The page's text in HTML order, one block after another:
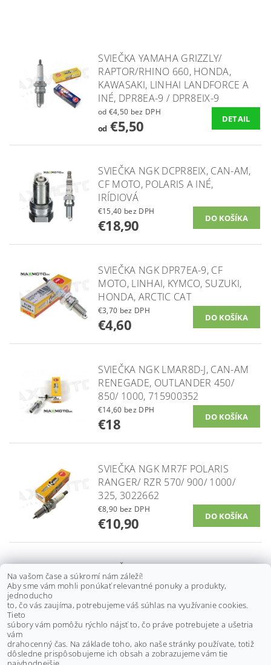
SVIEČKA YAMAHA GRIZZLY/
RAPTOR/RHINO 660, HONDA,
KAWASAKI, LINHAI LANDFORCE A
INÉ, DPR8EA-9 / DPR8EIX-9
od €4,50 bez DPH
od€5,50 DETAIL
SVIEČKA NGK DCPR8EIX, CAN-AM,
CF MOTO, POLARIS A INÉ,
IRÍDIOVÁ
€15,40 bez DPH
€18,90
SVIEČKA NGK DPR7EA-9, CF
MOTO, LINHAI, KYMCO, SUZUKI,
HONDA, ARCTIC CAT
€3,70 bez DPH
€4,60
SVIEČKA NGK LMAR8D-J, CAN-AM
RENEGADE, OUTLANDER 450/
850/ 1000, 715900352
€14,60 bez DPH
€18
SVIEČKA NGK MR7F POLARIS
RANGER/ RZR 570/ 900/ 1000/
325, 3022662
€8,90 bez DPH
€10,90
SVIEČKA NGK LMAR9AI-8D CAN-
AM MAVERIC X3 TURBO 900 EFI/
R/ RR, 17-24, 415130363
€23,60 bez DPH
€29
Buďte prvý, kto napíše príspevok k tejto položke.
Na vašom čase a súkromí nám záleží!
Aby sme vám mohli ponúkať relevantné ponuky a produkty,
jednoducho
to, čo vás zaujíma, potrebujeme váš súhlas na využívanie cookies.
Tieto
súbory vám pomôžu rýchlo nájsť to, čo práve potrebujete a ušetria
vám
drahocenný čas. Na základe toho, ako naše stránky používate, totiž
dôsledne prispôsobujeme ich obsah a zobrazujeme vám tie